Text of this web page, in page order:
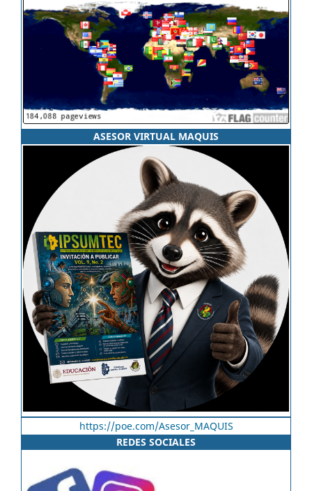
ASESOR VIRTUAL MAQUIS
https://poe.com/Asesor_MAQUIS
REDES SOCIALES